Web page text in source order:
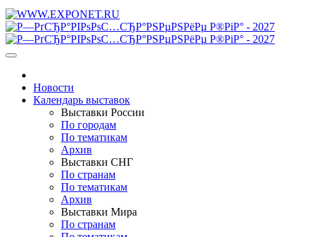
Новости
Календарь выставок
Выставки России
По городам
По тематикам
Архив
Выставки СНГ
По странам
По тематикам
Архив
Выставки Мира
По странам